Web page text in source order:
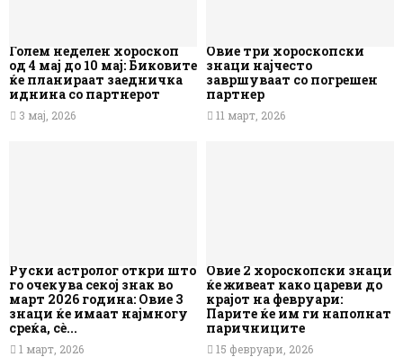
Голем неделен хороскоп
од 4 мај до 10 мај: Биковите
ќе планираат заедничка
иднина со партнерот
3 мај, 2026
Овие три хороскопски
знаци најчесто
завршуваат со погрешен
партнер
11 март, 2026
Руски астролог откри што
го очекува секој знак во
март 2026 година: Овие 3
знаци ќе имаат најмногу
среќа, сè...
1 март, 2026
Овие 2 хороскопски знаци
ќе живеат како цареви до
крајот на февруари:
Парите ќе им ги наполнат
паричниците
15 февруари, 2026